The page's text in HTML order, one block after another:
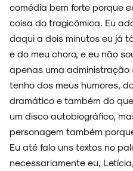
comédia bem forte porque
coisa do tragicômica. Eu
daqui a dois minutos eu já
e do meu choro, e eu não
apenas uma administração
tenho dos meus humores,
dramático e também do
um disco autobiográfico,
personagem também
Eu até falo uns textos no
necessariamente eu,